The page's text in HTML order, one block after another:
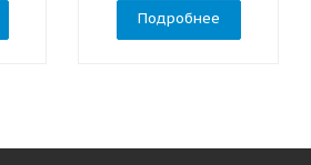
Подробнее